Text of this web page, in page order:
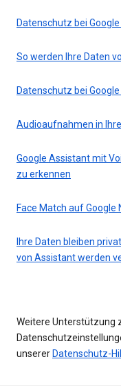
Datenschutz bei
So werden Ihre Daten
Datenschutz bei
Audioaufnahmen in
Google Assistant mit
zu erkennen
Face Match auf Google
Ihre Daten bleiben
von Assistant werden
Weitere Unterstützung
unserer Datenschutz-